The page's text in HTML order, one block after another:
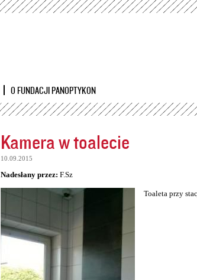
Przejdź
O FUNDACJI PANOPTYKON
Kamera w toalecie
10.09.2015
Nadesłany przez: F.Sz
Toaleta przy